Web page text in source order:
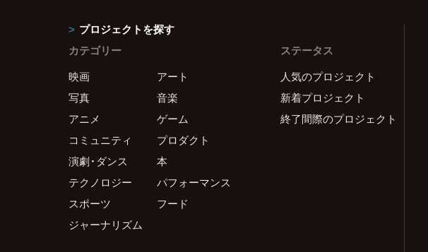
プロジェクトを探す
カテゴリー
映画
アート
写真
音楽
アニメ
ゲーム
コミュニティ
プロダクト
演劇・ダンス
本
テクノロジー
パフォーマンス
スポーツ
フード
ジャーナリズム
ステータス
人気のプロジェクト
新着プロジェクト
終了間際のプロジェクト